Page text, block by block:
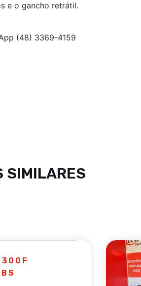
e o gancho retrátil.
(48) 3369-4159
SIMILARES
300F